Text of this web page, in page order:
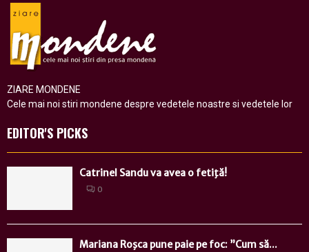
ZIARE MONDENE
Cele mai noi stiri mondene despre vedetele noastre si vedetele lor
EDITOR'S PICKS
Catrinel Sandu va avea o fetiţă!
0
Mariana Roşca pune paie pe foc: ”Cum să...